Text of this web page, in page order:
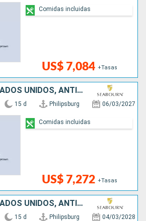
US$ 7,084 +Tasas
Comidas incluidas
SAN MARTÍN, ESTADOS UNIDOS, ANTIGUA Y BARBUDA, SAN VINCENT Y LAS GRANADINAS, GRENADA, BARBADOS, SANTA LUCIA, REINO UNIDO
15 d Philipsburg 06/03/2027
US$ 7,272 +Tasas
Comidas incluidas
SAN MARTÍN, ESTADOS UNIDOS, ANTIGUA Y BARBUDA, SAN VINCENT Y LAS GRANADINAS, GRENADA, BARBADOS, SANTA LUCIA, REINO UNIDO
15 d Philipsburg 04/03/2028